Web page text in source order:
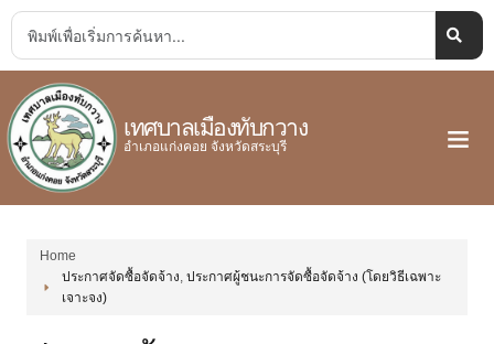
เทศบาลเมืองทับกวาง
อำเภอแก่งคอย จังหวัดสระบุรี
Home
ประกาศจัดซื้อจัดจ้าง, ประกาศผู้ชนะการจัดซื้อจัดจ้าง (โดยวิธีเฉพาะ
เจาะจง)